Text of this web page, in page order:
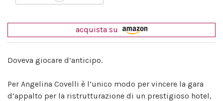
acquista su
Doveva giocare d’anticipo.
Per Angelina Covelli è l’unico modo per vincere la gara
d’appalto per la ristrutturazione di un prestigioso hotel,